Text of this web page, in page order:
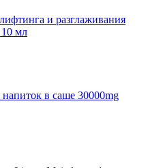
и разглаживания
мл
в саше 30000mg